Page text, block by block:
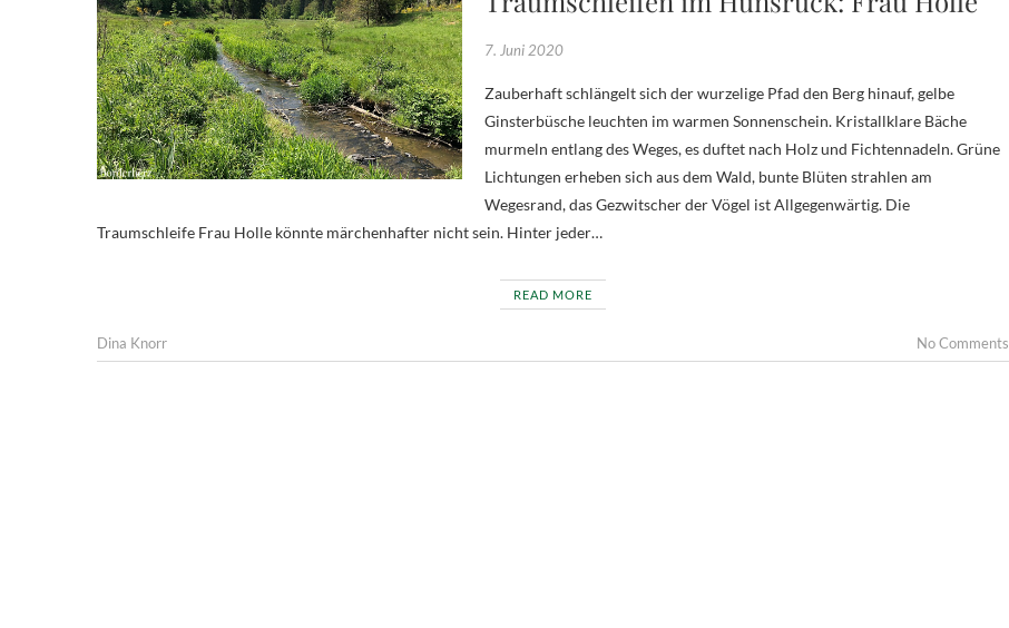
7. Juni 2020
Zauberhaft schlängelt sich der wurzelige Pfad den Berg hinauf, gelbe
Ginsterbüsche leuchten im warmen Sonnenschein. Kristallklare Bäche
murmeln entlang des Weges, es duftet nach Holz und Fichtennadeln. Grüne
Lichtungen erheben sich aus dem Wald, bunte Blüten strahlen am
Wegesrand, das Gezwitscher der Vögel ist Allgegenwärtig. Die
Traumschleife Frau Holle könnte märchenhafter nicht sein. Hinter jeder…
READ MORE
Dina Knorr No Comments